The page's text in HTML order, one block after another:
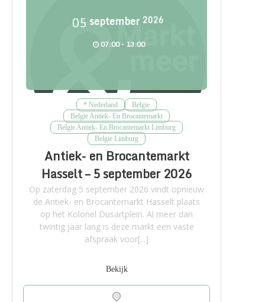
05 september 2026
07:00 - 13:00
* Nederland
Belgie
Belgie Antiek- En Brocantemarkt
Belgie Antiek- En Brocantemarkt Limburg
Belgie Limburg
Antiek- en Brocantemarkt
Hasselt – 5 september 2026
Op zaterdag 5 september 2026 vindt opnieuw
de Antiek- en Brocantemarkt Hasselt plaats
op het Kolonel Dusartplein. Al meer dan
twintig jaar lang is deze markt een vaste
afspraak voor[...]
Bekijk